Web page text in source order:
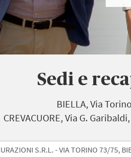
Sedi e
BIELLA, Via
CREVACUORE, Via G.